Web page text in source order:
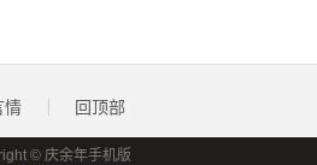
情 回顶部
© 庆余年手机版